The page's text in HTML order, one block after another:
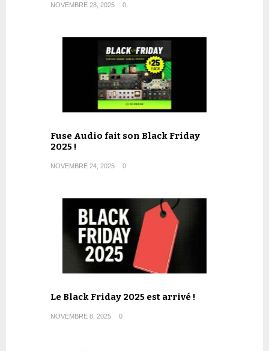
NOVEMBRE 28, 2025 0
Fuse Audio fait son Black Friday
2025 !
NOVEMBRE 24, 2025 0
Le Black Friday 2025 est arrivé !
NOVEMBRE 8, 2025 0